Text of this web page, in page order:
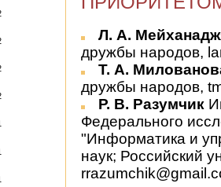
Л. А.
дружбы народов,
Т. А.
дружбы народов,
Р. В. Разумчик
Федерального
"Информатика и
наук; Российский